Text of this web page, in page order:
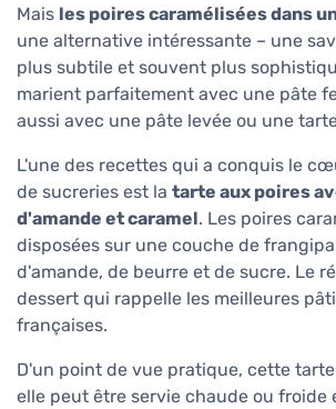
Mais les poires caramélisées dans
une alternative intéressante – une
plus subtile et souvent plus
marient parfaitement avec une pâte
aussi avec une pâte levée ou une
L'une des recettes qui a conquis le
de sucreries est la tarte aux poires
d'amande et caramel. Les poires
disposées sur une couche de
d'amande, de beurre et de sucre. Le
dessert qui rappelle les meilleures
françaises.
D'un point de vue pratique, cette
elle peut être servie chaude ou froide